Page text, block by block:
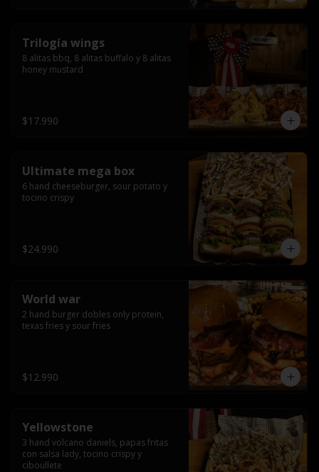
Trilogía wings
8 alitas bbq, 8 alitas buffalo y 8 alitas
honey mustard
$17.990
Ultimate mega box
6 hand cheeseburger, sour potato y
tocino crispy
$24.990
World war
2 hand burger dobles only protein,
texas fries y sour fries
$12.990
Yellowstone
3 hand volcano daniels, papas fritas
con salsa lady, tocino crispy y
ciboullete